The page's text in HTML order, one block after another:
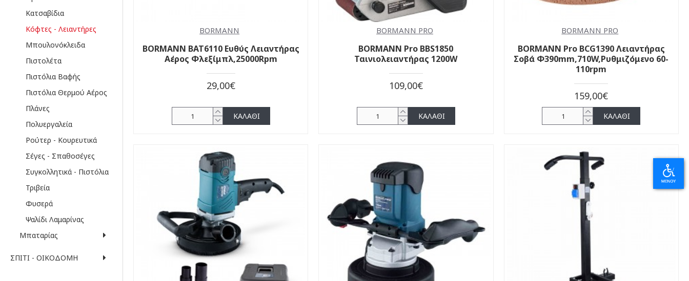
Κατσαβίδια
Κόφτες - Λειαντήρες
Μπουλονόκλειδα
Πιστολέτα
Πιστόλια Βαφής
Πιστόλια Θερμού Αέρος
Πλάνες
Πολυεργαλεία
Ρούτερ - Κουρευτικά
Σέγες - Σπαθοσέγες
Συγκολλητικά - Πιστόλια
Τριβεία
Φυσερά
Ψαλίδι Λαμαρίνας
Μπαταρίας
ΣΠΊΤΙ - ΟΙΚΟΔΟΜΉ
BORMANN
BORMANN BAT6110 Ευθύς Λειαντήρας
Αέρος Φλεξίμπλ,25000Rpm
29,00€
ΚΑΛΆΘΙ
BORMANN PRO
BORMANN Pro BBS1850
Ταινιολειαντήρας 1200W
109,00€
ΚΑΛΆΘΙ
BORMANN PRO
BORMANN Pro BCG1390 Λειαντήρας
Σοβά Φ390mm,710W,Ρυθμιζόμενο 60-
110rpm
159,00€
ΚΑΛΆΘΙ